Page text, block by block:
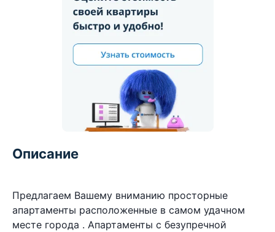
Описание
Предлагаем Вашему вниманию просторные
апартаменты расположенные в самом удачном
месте города . Апартаменты с безупречной